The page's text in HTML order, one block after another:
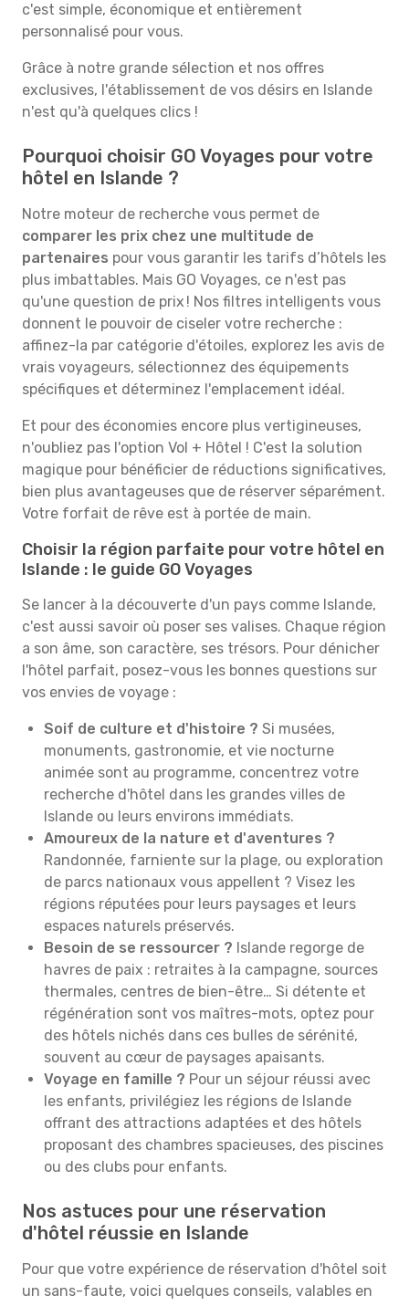
c'est simple, économique et entièrement
personnalisé pour vous.
Grâce à notre grande sélection et nos offres
exclusives, l'établissement de vos désirs en Islande
n'est qu'à quelques clics !
Pourquoi choisir GO Voyages pour votre
hôtel en Islande ?
Notre moteur de recherche vous permet de
comparer les prix chez une multitude de
partenaires pour vous garantir les tarifs d’hôtels les
plus imbattables. Mais GO Voyages, ce n'est pas
qu'une question de prix ! Nos filtres intelligents vous
donnent le pouvoir de ciseler votre recherche :
affinez-la par catégorie d'étoiles, explorez les avis de
vrais voyageurs, sélectionnez des équipements
spécifiques et déterminez l'emplacement idéal.
Et pour des économies encore plus vertigineuses,
n'oubliez pas l'option Vol + Hôtel ! C'est la solution
magique pour bénéficier de réductions significatives,
bien plus avantageuses que de réserver séparément.
Votre forfait de rêve est à portée de main.
Choisir la région parfaite pour votre hôtel en
Islande : le guide GO Voyages
Se lancer à la découverte d'un pays comme Islande,
c'est aussi savoir où poser ses valises. Chaque région
a son âme, son caractère, ses trésors. Pour dénicher
l'hôtel parfait, posez-vous les bonnes questions sur
vos envies de voyage :
Soif de culture et d'histoire ? Si musées,
monuments, gastronomie, et vie nocturne
animée sont au programme, concentrez votre
recherche d'hôtel dans les grandes villes de
Islande ou leurs environs immédiats.
Amoureux de la nature et d'aventures ?
Randonnée, farniente sur la plage, ou exploration
de parcs nationaux vous appellent ? Visez les
régions réputées pour leurs paysages et leurs
espaces naturels préservés.
Besoin de se ressourcer ? Islande regorge de
havres de paix : retraites à la campagne, sources
thermales, centres de bien-être… Si détente et
régénération sont vos maîtres-mots, optez pour
des hôtels nichés dans ces bulles de sérénité,
souvent au cœur de paysages apaisants.
Voyage en famille ? Pour un séjour réussi avec
les enfants, privilégiez les régions de Islande
offrant des attractions adaptées et des hôtels
proposant des chambres spacieuses, des piscines
ou des clubs pour enfants.
Nos astuces pour une réservation
d'hôtel réussie en Islande
Pour que votre expérience de réservation d'hôtel soit
un sans-faute, voici quelques conseils, valables en